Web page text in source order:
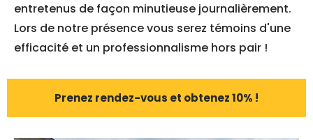
entretenus de façon minutieuse journalièrement.
Lors de notre présence vous serez témoins d'une
efficacité et un professionnalisme hors pair !
Prenez rendez-vous et obtenez 10% !